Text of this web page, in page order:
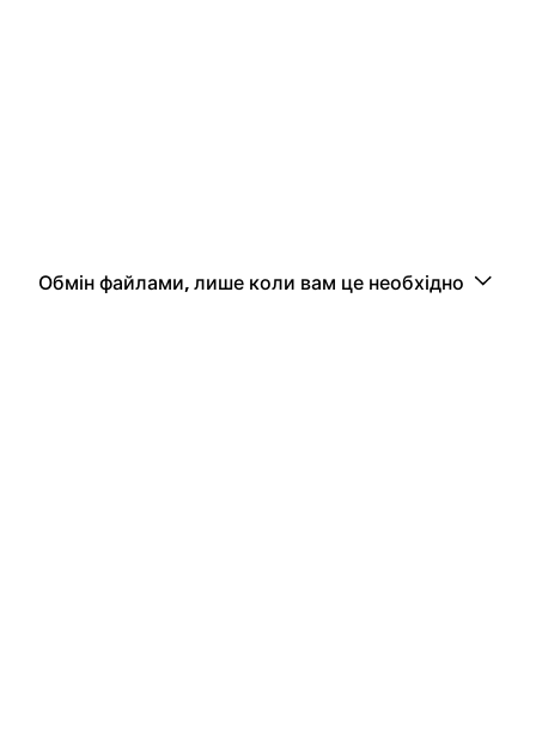
Обмін файлами, лише коли вам це необхідно